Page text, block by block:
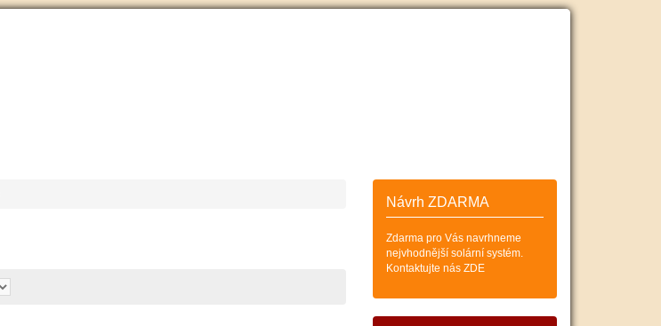
Návrh ZDARMA
Zdarma pro Vás navrhneme
nejvhodnější solární systém.
Kontaktujte nás ZDE